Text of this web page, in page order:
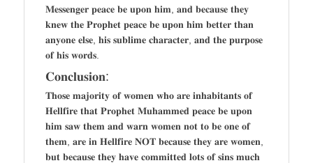
𝐌𝐞𝐬𝐬𝐞𝐧𝐠𝐞𝐫 𝐩𝐞𝐚𝐜𝐞 𝐛𝐞 𝐮𝐩𝐨𝐧 𝐡𝐢𝐦, 𝐚𝐧𝐝 𝐛𝐞𝐜𝐚𝐮𝐬𝐞 𝐭𝐡𝐞𝐲
𝐤𝐧𝐞𝐰 𝐭𝐡𝐞 𝐏𝐫𝐨𝐩𝐡𝐞𝐭 𝐩𝐞𝐚𝐜𝐞 𝐛𝐞 𝐮𝐩𝐨𝐧 𝐡𝐢𝐦 𝐛𝐞𝐭𝐭𝐞𝐫 𝐭𝐡𝐚𝐧
𝐚𝐧𝐲𝐨𝐧𝐞 𝐞𝐥𝐬𝐞, 𝐡𝐢𝐬 𝐬𝐮𝐛𝐥𝐢𝐦𝐞 𝐜𝐡𝐚𝐫𝐚𝐜𝐭𝐞𝐫, 𝐚𝐧𝐝 𝐭𝐡𝐞 𝐩𝐮𝐫𝐩𝐨𝐬𝐞
𝐨𝐟 𝐡𝐢𝐬 𝐰𝐨𝐫𝐝𝐬.
𝐂𝐨𝐧𝐜𝐥𝐮𝐬𝐢𝐨𝐧:
𝐓𝐡𝐨𝐬𝐞 𝐦𝐚𝐣𝐨𝐫𝐢𝐭𝐲 𝐨𝐟 𝐰𝐨𝐦𝐞𝐧 𝐰𝐡𝐨 𝐚𝐫𝐞 𝐢𝐧𝐡𝐚𝐛𝐢𝐭𝐚𝐧𝐭𝐬 𝐨𝐟
𝐇𝐞𝐥𝐥𝐟𝐢𝐫𝐞 𝐭𝐡𝐚𝐭 𝐏𝐫𝐨𝐩𝐡𝐞𝐭 𝐌𝐮𝐡𝐚𝐦𝐦𝐞𝐝 𝐩𝐞𝐚𝐜𝐞 𝐛𝐞 𝐮𝐩𝐨𝐧
𝐡𝐢𝐦 𝐬𝐚𝐰 𝐭𝐡𝐞𝐦 𝐚𝐧𝐝 𝐰𝐚𝐫𝐧 𝐰𝐨𝐦𝐞𝐧 𝐧𝐨𝐭 𝐭𝐨 𝐛𝐞 𝐨𝐧𝐞 𝐨𝐟
𝐭𝐡𝐞𝐦, 𝐚𝐫𝐞 𝐢𝐧 𝐇𝐞𝐥𝐥𝐟𝐢𝐫𝐞 𝐍𝐎𝐓 𝐛𝐞𝐜𝐚𝐮𝐬𝐞 𝐭𝐡𝐞𝐲 𝐚𝐫𝐞 𝐰𝐨𝐦𝐞𝐧,
𝐛𝐮𝐭 𝐛𝐞𝐜𝐚𝐮𝐬𝐞 𝐭𝐡𝐞𝐲 𝐡𝐚𝐯𝐞 𝐜𝐨𝐦𝐦𝐢𝐭𝐭𝐞𝐝 𝐥𝐨𝐭𝐬 𝐨𝐟 𝐬𝐢𝐧𝐬 𝐦𝐮𝐜𝐡